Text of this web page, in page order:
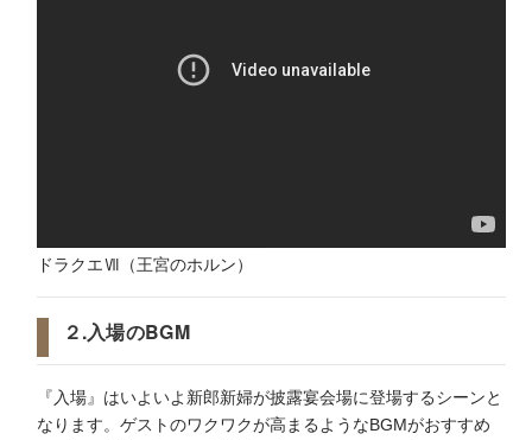
ドラクエⅦ（王宮のホルン）
２.入場のBGM
『入場』はいよいよ新郎新婦が披露宴会場に登場するシーンと
なります。ゲストのワクワクが高まるようなBGMがおすすめ